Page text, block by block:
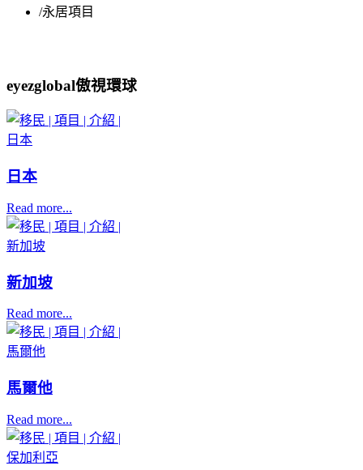
/永居項目
eyezglobal傲視環球
日本
Read more...
新加坡
Read more...
馬爾他
Read more...